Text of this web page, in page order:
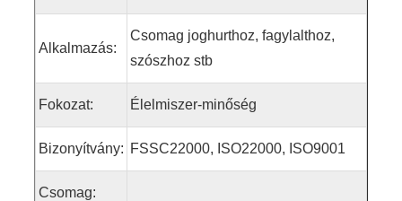
Alkalmazás:
Csomag joghurthoz, fagylalthoz,
szószhoz stb
Fokozat: Élelmiszer-minőség
Bizonyítvány: FSSC22000, ISO22000, ISO9001
Csomag: